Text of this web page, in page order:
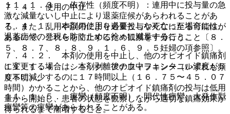
１１．１．３． 依存性（頻度不明）：連用中に投与量の急
激な減量ないし中止により退薬症候があらわれることがあ
る。また、乱用や誤用により過量投与や死亡に至る可能性が
あるので、これらを防止するため観察を十分行うこと〔８．
５、８．７、８．８、９．１．６、９．５妊婦の項参照〕。
１１．１．４． ショック、アナフィラキシー（いずれも頻
度不明）。
１１．１．５． 痙攣（頻度不明）：間代性痙攣、大発作型
痙攣等の痙攣があらわれることがある。
７．４． 使用の中止
７．４．１． 本剤の使用を必要としなくなった場合には、
退薬症候の発現を防ぐために徐々に減量すること。
７．４．２． 本剤の使用を中止し、他のオピオイド鎮痛剤
に変更する場合は、本剤剥離後の血中フェンタニル濃度が５
０％に減少するのに１７時間以上（１６．７５〜４５．０７
時間）かかることから、他のオピオイド鎮痛剤の投与は低用
量から開始し、患者の状態を観察しながら適切な鎮痛効果が
得られるまで漸増すること。